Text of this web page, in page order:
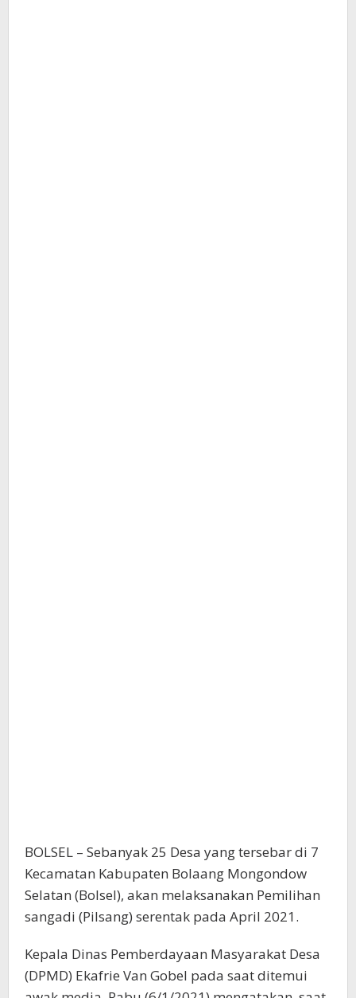
BOLSEL – Sebanyak 25 Desa yang tersebar di 7
Kecamatan Kabupaten Bolaang Mongondow
Selatan (Bolsel), akan melaksanakan Pemilihan
sangadi (Pilsang) serentak pada April 2021.
Kepala Dinas Pemberdayaan Masyarakat Desa
(DPMD) Ekafrie Van Gobel pada saat ditemui